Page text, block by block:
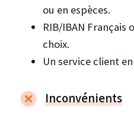
ou en espèces.
RIB/IBAN Français
choix.
Un service client
Inconvénients